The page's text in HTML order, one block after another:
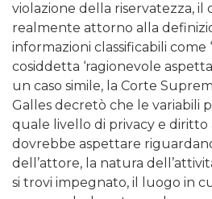
violazione della riservatezza, il
realmente attorno alla
informazioni classificabili come
cosiddetta ‘ragionevole
un caso simile, la Corte
Galles decretò che le variabili
quale livello di privacy e diritto
dovrebbe aspettare
dell’attore, la natura
si trovi impegnato, il luogo in